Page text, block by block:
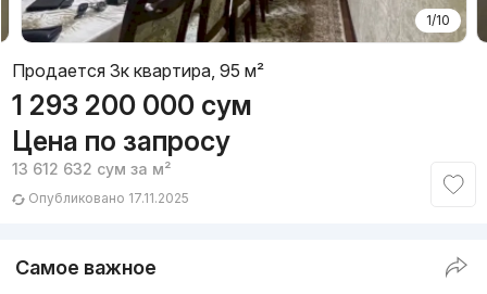
1/10
Продается 3к квартира, 95 м²
1 293 200 000 сум
Цена по запросу
13 612 632 сум за м²
Опубликовано 17.11.2025
Самое важное